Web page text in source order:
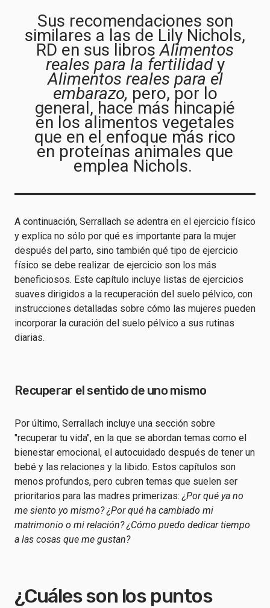
Sus recomendaciones son
similares a las de Lily Nichols,
RD en sus librosAlimentos
reales para la fertilidady
Alimentos reales para el
embarazo, pero, por lo
general, hace más hincapié
en los alimentos vegetales
que en el enfoque más rico
en proteínas animales que
emplea Nichols.
A continuación, Serrallach se adentra en el ejercicio físico
y explica no sólo por qué es importante para la mujer
después del parto, sino también qué tipo de ejercicio
físico se debe realizar. de ejercicio son los más
beneficiosos. Este capítulo incluye listas de ejercicios
suaves dirigidos a la recuperación del suelo pélvico, con
instrucciones detalladas sobre cómo las mujeres pueden
incorporar la curación del suelo pélvico a sus rutinas
diarias.
Recuperar el sentido de uno mismo
Por último, Serrallach incluye una sección sobre
"recuperar tu vida", en la que se abordan temas como el
bienestar emocional, el autocuidado después de tener un
bebé y las relaciones y la libido. Estos capítulos son
menos profundos, pero cubren temas que suelen ser
prioritarios para las madres primerizas:¿Por qué ya no
me siento yo mismo? ¿Por qué ha cambiado mi
matrimonio o mi relación? ¿Cómo puedo dedicar tiempo
a las cosas que me gustan?
¿Cuáles son los puntos